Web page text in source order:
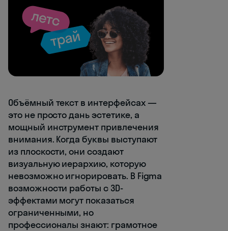
Объёмный текст в интерфейсах —
это не просто дань эстетике, а
мощный инструмент привлечения
внимания. Когда буквы выступают
из плоскости, они создают
визуальную иерархию, которую
невозможно игнорировать. В Figma
возможности работы с 3D-
эффектами могут показаться
ограниченными, но
профессионалы знают: грамотное